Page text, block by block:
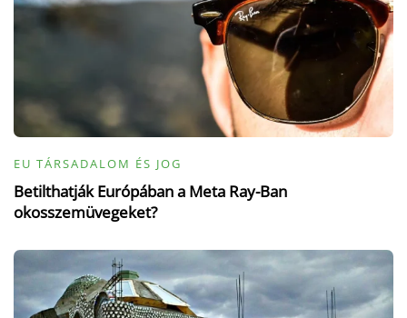
EU TÁRSADALOM ÉS JOG
Betilthatják Európában a Meta Ray-Ban
okosszemüvegeket?